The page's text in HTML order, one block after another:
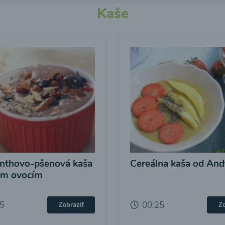
Kaše
pšenová kaša
ovocím
Zobraziť
Cereálna kaša od
00:25